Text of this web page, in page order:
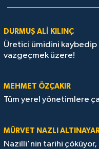
DURMUŞ ALI KILINÇ
Üretici ümidini
vazgeçmek üzere!
MEHMET ÖZÇAKIR
Tüm yerel yönetimlere
MÜRVET NAZLI
Nazilli'nin tarihi çöküyor,